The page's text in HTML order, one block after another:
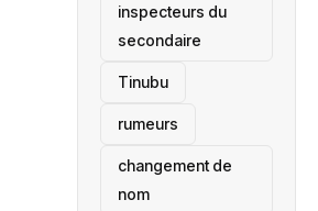
inspecteurs du
secondaire
Tinubu
rumeurs
changement de
nom